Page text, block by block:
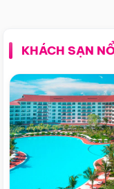
KHÁCH SẠN